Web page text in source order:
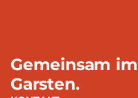
Gemeinsam
Garsten.